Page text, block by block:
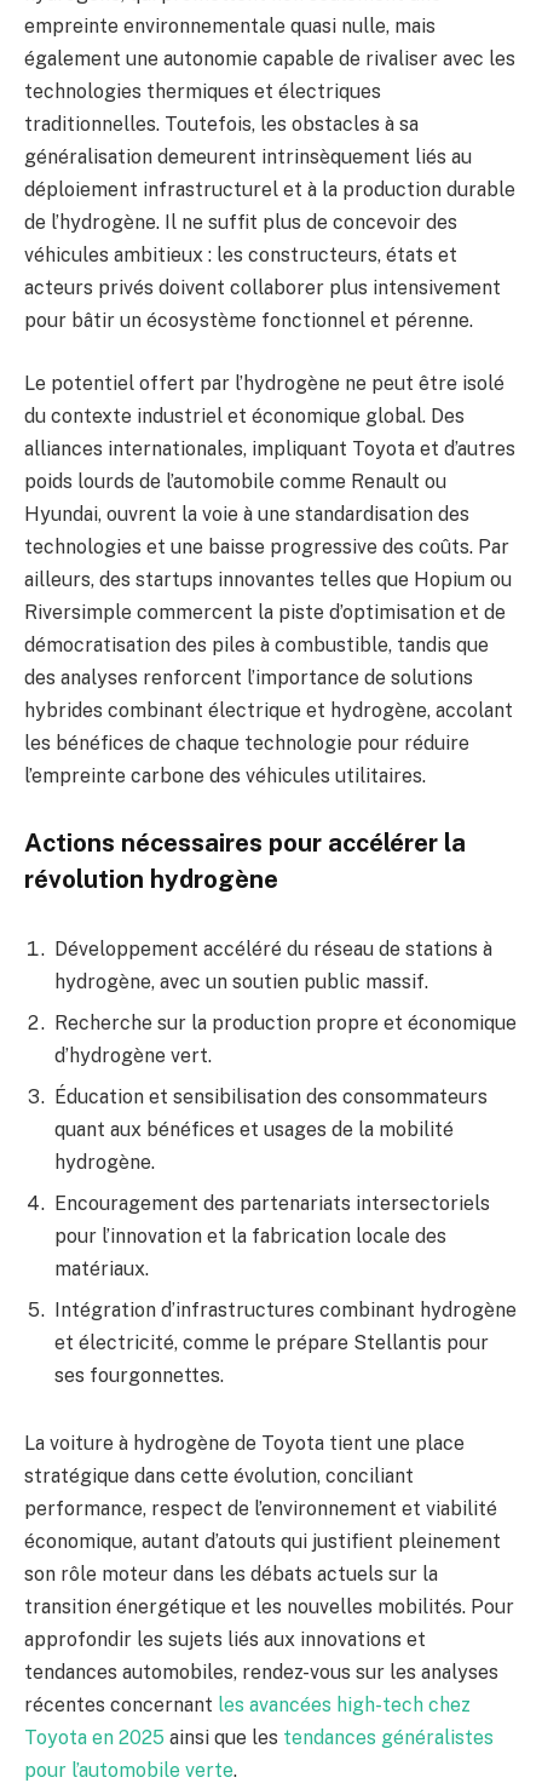
empreinte environnementale quasi nulle, mais
également une autonomie capable de rivaliser avec les
technologies thermiques et électriques
traditionnelles. Toutefois, les obstacles à sa
généralisation demeurent intrinsèquement liés au
déploiement infrastructurel et à la production durable
de l’hydrogène. Il ne suffit plus de concevoir des
véhicules ambitieux : les constructeurs, états et
acteurs privés doivent collaborer plus intensivement
pour bâtir un écosystème fonctionnel et pérenne.
Le potentiel offert par l’hydrogène ne peut être isolé
du contexte industriel et économique global. Des
alliances internationales, impliquant Toyota et d’autres
poids lourds de l’automobile comme Renault ou
Hyundai, ouvrent la voie à une standardisation des
technologies et une baisse progressive des coûts. Par
ailleurs, des startups innovantes telles que Hopium ou
Riversimple commercent la piste d’optimisation et de
démocratisation des piles à combustible, tandis que
des analyses renforcent l’importance de solutions
hybrides combinant électrique et hydrogène, accolant
les bénéfices de chaque technologie pour réduire
l’empreinte carbone des véhicules utilitaires.
Actions nécessaires pour accélérer la
révolution hydrogène
Développement accéléré du réseau de stations à
hydrogène, avec un soutien public massif.
Recherche sur la production propre et économique
d’hydrogène vert.
Éducation et sensibilisation des consommateurs
quant aux bénéfices et usages de la mobilité
hydrogène.
Encouragement des partenariats intersectoriels
pour l’innovation et la fabrication locale des
matériaux.
Intégration d’infrastructures combinant hydrogène
et électricité, comme le prépare Stellantis pour
ses fourgonnettes.
La voiture à hydrogène de Toyota tient une place
stratégique dans cette évolution, conciliant
performance, respect de l’environnement et viabilité
économique, autant d’atouts qui justifient pleinement
son rôle moteur dans les débats actuels sur la
transition énergétique et les nouvelles mobilités. Pour
approfondir les sujets liés aux innovations et
tendances automobiles, rendez-vous sur les analyses
récentes concernant les avancées high-tech chez
Toyota en 2025 ainsi que les tendances généralistes
pour l’automobile verte.